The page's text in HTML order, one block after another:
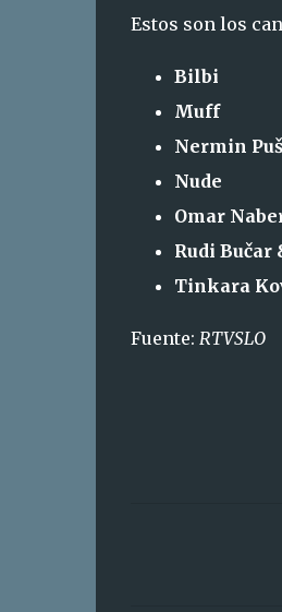
Estos son los
Bilbi
Muff
Nermin
Nude
Omar
Rudi Bučar
Tinkara
Fuente: RTVSLO